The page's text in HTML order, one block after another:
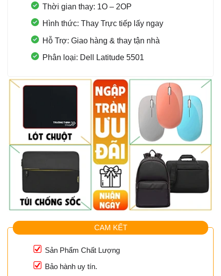
Thời gian thay: 1O – 2OP
Hình thức: Thay Trực tiếp lấy ngay
Hỗ Trợ: Giao hàng & thay tận nhà
Phân loại: Dell Latitude 5501
CAM KẾT
Sản Phẩm Chất Lượng
Bảo hành uy tín.